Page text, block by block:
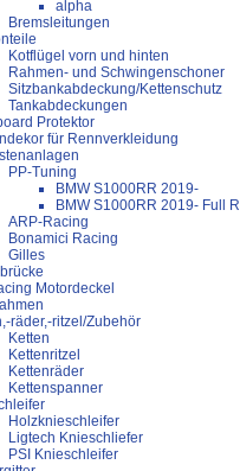
alpha
Bremsleitungen
Kotflügel vorn und hinten
Rahmen- und Schwingenschoner
Sitzbankabdeckung/Kettenschutz
Tankabdeckungen
Protektor
für Rennverkleidung
PP-Tuning
BMW S1000RR 2019-
BMW S1000RR 2019- Full
ARP-Racing
Bonamici Racing
Gilles
Motordeckel
räder,-ritzel/Zubehör
Ketten
Kettenritzel
Kettenräder
Kettenspanner
Holzknieschleifer
Ligtech Knieschliefer
PSI Knieschleifer